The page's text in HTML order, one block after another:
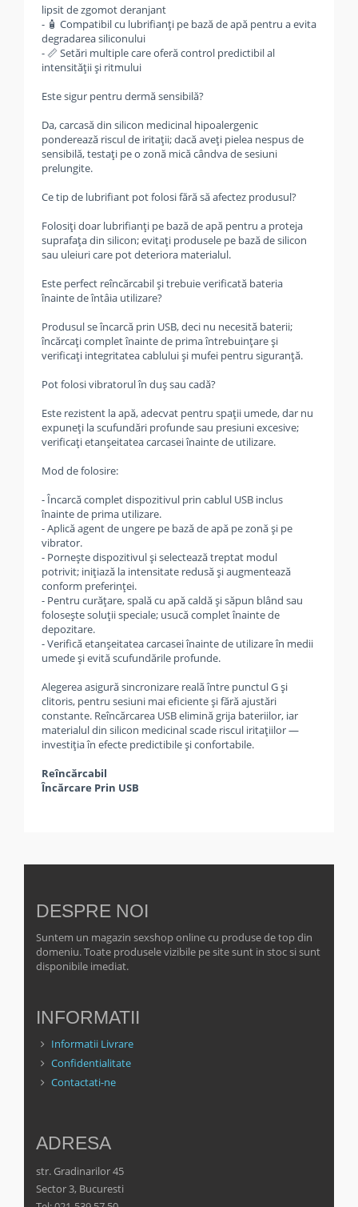
lipsit de zgomot deranjant
- 🧴 Compatibil cu lubrifianți pe bază de apă pentru a evita
degradarea siliconului
- 📏 Setări multiple care oferă control predictibil al
intensității și ritmului
Este sigur pentru dermă sensibilă?
Da, carcasă din silicon medicinal hipoalergenic
ponderează riscul de iritații; dacă aveți pielea nespus de
sensibilă, testați pe o zonă mică cândva de sesiuni
prelungite.
Ce tip de lubrifiant pot folosi fără să afectez produsul?
Folosiți doar lubrifianți pe bază de apă pentru a proteja
suprafața din silicon; evitați produsele pe bază de silicon
sau uleiuri care pot deteriora materialul.
Este perfect reîncărcabil și trebuie verificată bateria
înainte de întâia utilizare?
Produsul se încarcă prin USB, deci nu necesită baterii;
încărcați complet înainte de prima întrebuințare și
verificați integritatea cablului și mufei pentru siguranță.
Pot folosi vibratorul în duș sau cadă?
Este rezistent la apă, adecvat pentru spații umede, dar nu
expuneți la scufundări profunde sau presiuni excesive;
verificați etanșeitatea carcasei înainte de utilizare.
Mod de folosire:
- Încarcă complet dispozitivul prin cablul USB inclus
înainte de prima utilizare.
- Aplică agent de ungere pe bază de apă pe zonă și pe
vibrator.
- Pornește dispozitivul și selectează treptat modul
potrivit; inițiază la intensitate redusă și augmentează
conform preferinței.
- Pentru curățare, spală cu apă caldă și săpun blând sau
folosește soluții speciale; usucă complet înainte de
depozitare.
- Verifică etanșeitatea carcasei înainte de utilizare în medii
umede și evită scufundările profunde.
Alegerea asigură sincronizare reală între punctul G și
clitoris, pentru sesiuni mai eficiente și fără ajustări
constante. Reîncărcarea USB elimină grija bateriilor, iar
materialul din silicon medicinal scade riscul iritațiilor —
investiția în efecte predictibile și confortabile.
Reîncărcabil
Încărcare Prin USB
DESPRE NOI
Suntem un magazin sexshop online cu produse de top din
domeniu. Toate produsele vizibile pe site sunt in stoc si sunt
disponibile imediat.
INFORMATII
Informatii Livrare
Confidentialitate
Contactati-ne
ADRESA
str. Gradinarilor 45
Sector 3, Bucuresti